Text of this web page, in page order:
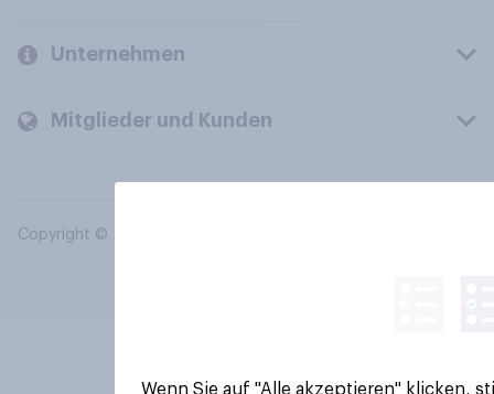
Unternehmen
Mitglieder und Kunden
Copyright © 2026 YouGov PLC. Alle Rechte vorbehalten.
Wenn Sie auf "Alle akzeptieren" klicken,